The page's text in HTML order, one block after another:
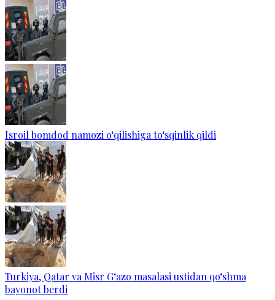
Isroil bomdod namozi o‘qilishiga to‘sqinlik qildi
Turkiya, Qatar va Misr G‘azo masalasi ustidan qo‘shma
bayonot berdi